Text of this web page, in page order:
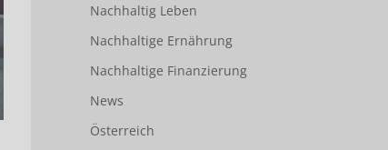
Nachhaltig Leben
Nachhaltige Ernährung
Nachhaltige Finanzierung
News
Österreich